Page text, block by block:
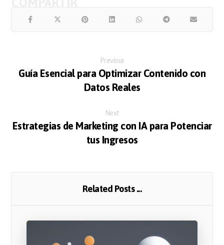
Previous
Guía Esencial para Optimizar Contenido con
Datos Reales
Next
Estrategias de Marketing con IA para Potenciar
tus Ingresos
Related Posts ...